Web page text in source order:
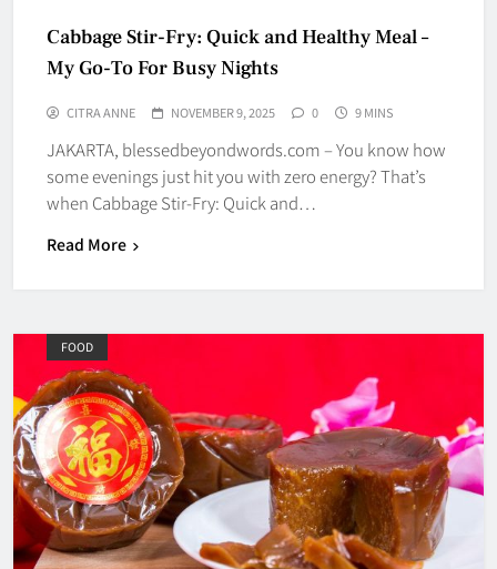
Cabbage Stir-Fry: Quick and Healthy Meal –
My Go-To For Busy Nights
CITRA ANNE NOVEMBER 9, 2025 0 9 MINS
JAKARTA, blessedbeyondwords.com – You know how
some evenings just hit you with zero energy? That’s
when Cabbage Stir-Fry: Quick and…
Read More
FOOD